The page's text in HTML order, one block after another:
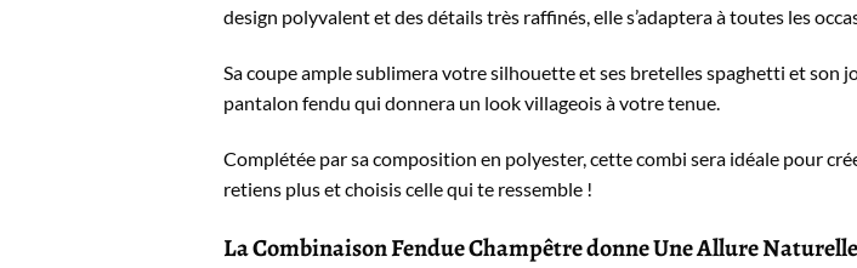
design polyvalent et des détails très raffinés, elle s’adaptera à toutes les
Sa coupe ample sublimera votre silhouette et ses bretelles spaghetti et son
pantalon fendu qui donnera un look villageois à votre tenue.
Complétée par sa composition en polyester, cette combi sera idéale pour
retiens plus et choisis celle qui te ressemble !
La Combinaison Fendue Champêtre donne Une Allure